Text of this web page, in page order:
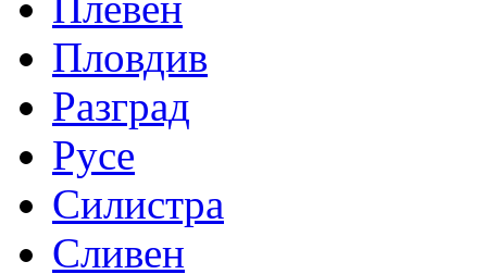
Пловдив
Разград
Русе
Силистра
Сливен